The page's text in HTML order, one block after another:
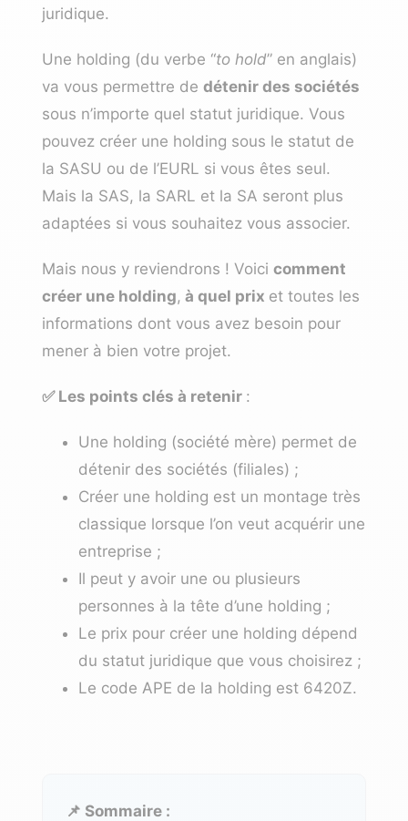
juridique.
Une holding (du verbe “to hold” en anglais)
va vous permettre de détenir des sociétés
sous n’importe quel statut juridique. Vous
pouvez créer une holding sous le statut de
la SASU ou de l’EURL si vous êtes seul.
Mais la SAS, la SARL et la SA seront plus
adaptées si vous souhaitez vous associer.
Mais nous y reviendrons ! Voici comment
créer une holding, à quel prix et toutes les
informations dont vous avez besoin pour
mener à bien votre projet.
✅ Les points clés à retenir :
Une holding (société mère) permet de
détenir des sociétés (filiales) ;
Créer une holding est un montage très
classique lorsque l’on veut acquérir une
entreprise ;
Il peut y avoir une ou plusieurs
personnes à la tête d’une holding ;
Le prix pour créer une holding dépend
du statut juridique que vous choisirez ;
Le code APE de la holding est 6420Z.
📌 Sommaire :